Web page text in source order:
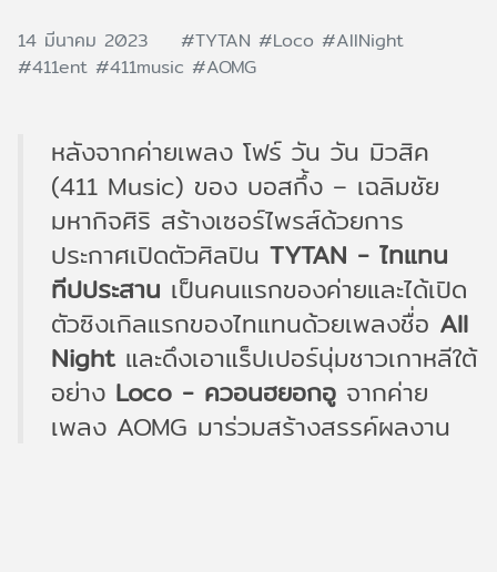
14 มีนาคม 2023 #TYTAN #Loco #AllNight
#411ent #411music #AOMG
หลังจากค่ายเพลง โฟร์ วัน วัน มิวสิค
(411 Music) ของ บอสกึ้ง – เฉลิมชัย
มหากิจศิริ สร้างเซอร์ไพรส์ด้วยการ
ประกาศเปิดตัวศิลปิน TYTAN - ไทแทน
ทีปประสาน เป็นคนแรกของค่ายและได้เปิด
ตัวซิงเกิลแรกของไทแทนด้วยเพลงชื่อ All
Nightและดึงเอาแร็ปเปอร์นุ่มชาวเกาหลีใต้
อย่าง Loco - ควอนฮยอกอู จากค่าย
เพลง AOMG มาร่วมสร้างสรรค์ผลงาน